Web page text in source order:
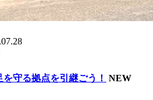
を守る拠点を引継ごう！ NEW